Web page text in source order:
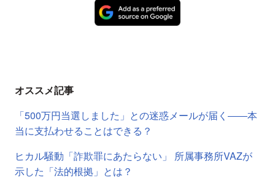
オススメ記事
「500万円当選しました」との迷惑メールが届く――本
当に支払わせることはできる？
ヒカル騒動「詐欺罪にあたらない」 所属事務所VAZが
示した「法的根拠」とは？